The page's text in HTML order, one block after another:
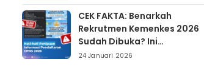
CEK FAKTA: Benarkah
Rekrutmen Kemenkes 2026
Sudah Dibuka? Ini
Penjelasan Resmi BKN
24 Januari 2026